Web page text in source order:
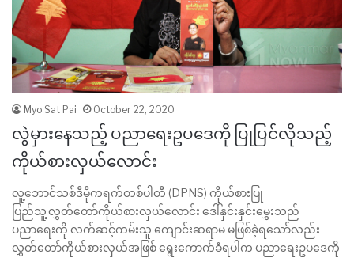
Myo Sat Pai October 22, 2020
လွဲမှားနေသည့် ပညာရေးဥပဒေကို ပြုပြင်လိုသည့်
ကိုယ်စားလှယ်လောင်း
လူ့ဘောင်သစ်ဒီမိုကရက်တစ်ပါတီ (DPNS) ကိုယ်စားပြု
ပြည်သူ့လွှတ်တော်ကိုယ်စားလှယ်လောင်း ဒေါ်နှင်းနှင်းမွှေးသည်
ပညာရေးကို လက်ဆင့်ကမ်းသူ ကျောင်းဆရာမ မဖြစ်ခဲ့ရသော်လည်း
လွှတ်တော်ကိုယ်စားလှယ်အဖြစ် ရွေးကောက်ခံရပါက ပညာရေးဥပဒေကို